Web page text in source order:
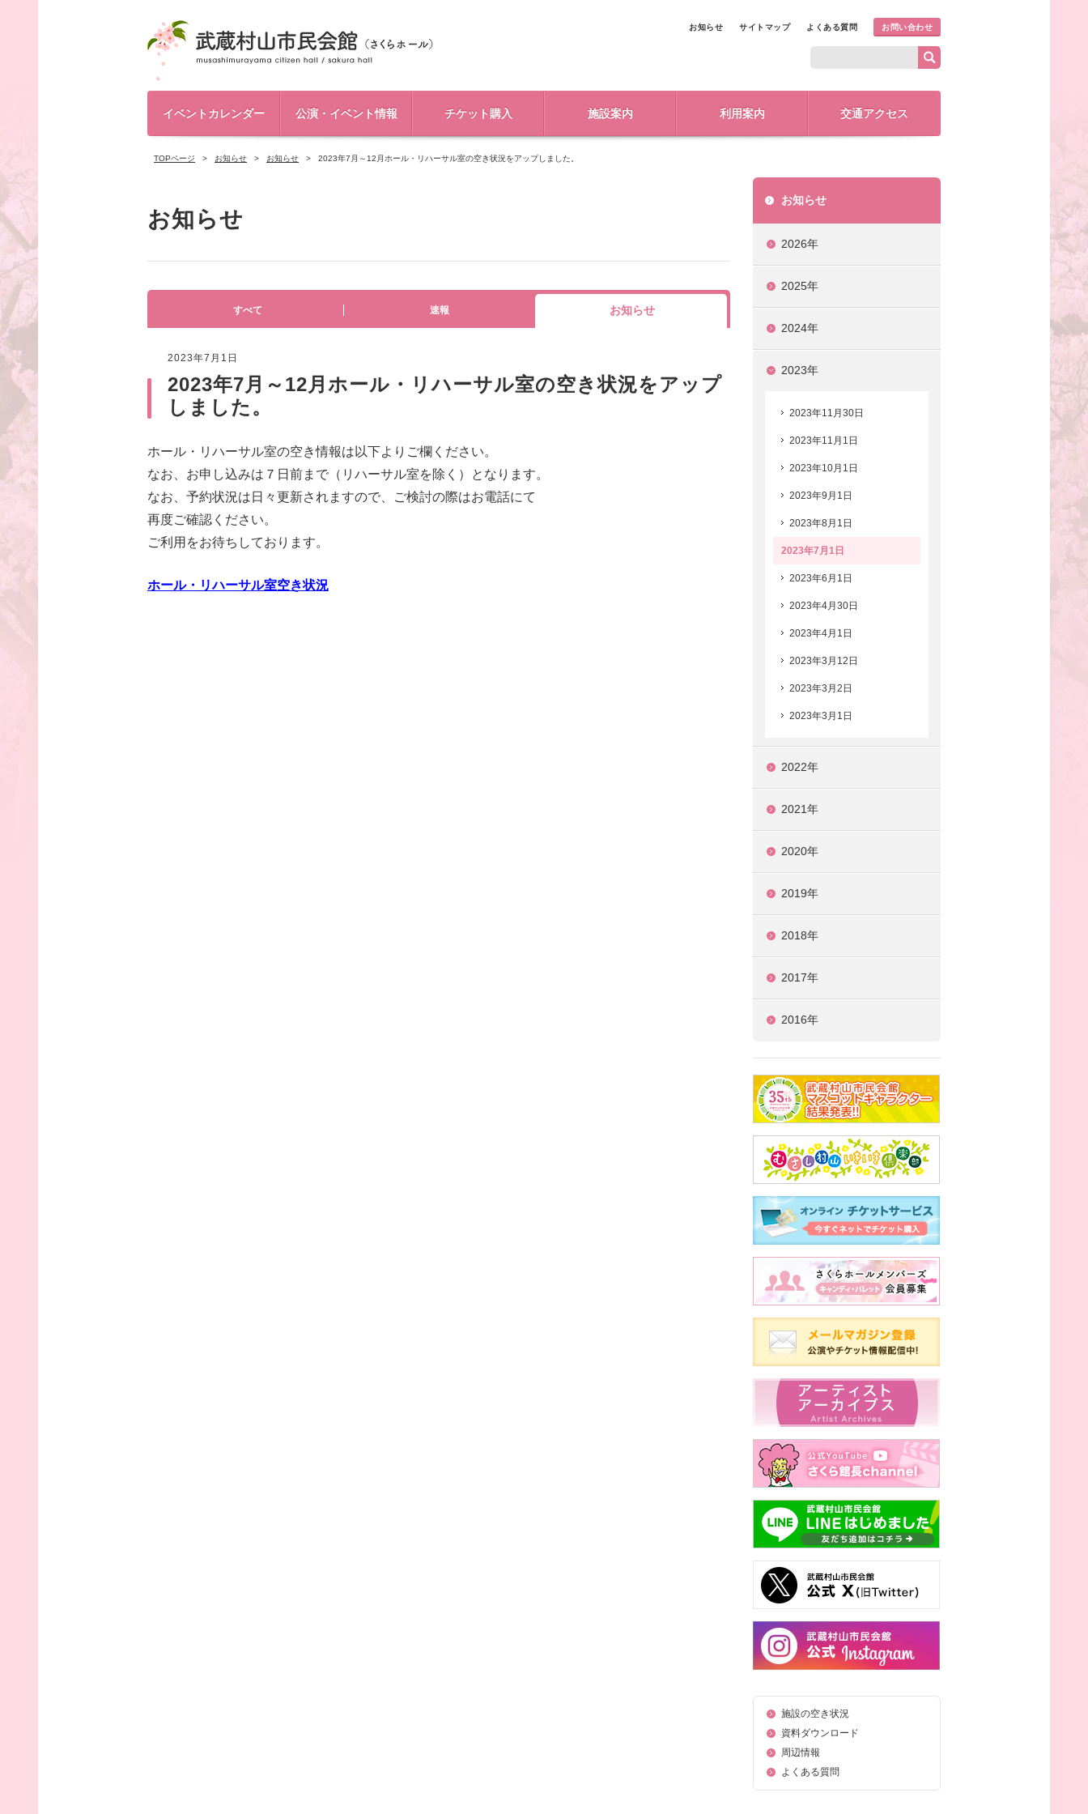
お知らせ サイトマップ よくある質問 お問い合わせ
イベントカレンダー 公演・イベント情報 チケット購入 施設案内 利用案内 交通アクセス
TOPページ お知らせ お知らせ 2023年7月～12月ホール・リハーサル室の空き状況をアップしました。
お知らせ
すべて 速報 お知らせ
2023年7月1日
2023年7月～12月ホール・リハーサル室の空き状況をアップ
しました。
ホール・リハーサル室の空き情報は以下よりご欄ください。
なお、お申し込みは７日前まで（リハーサル室を除く）となります。
なお、予約状況は日々更新されますので、ご検討の際はお電話にて
再度ご確認ください。
ご利用をお待ちしております。
ホール・リハーサル室空き状況
お知らせ
2026年
2025年
2024年
2023年
2023年11月30日
2023年11月1日
2023年10月1日
2023年9月1日
2023年8月1日
2023年7月1日
2023年6月1日
2023年4月30日
2023年4月1日
2023年3月12日
2023年3月2日
2023年3月1日
2022年
2021年
2020年
2019年
2018年
2017年
2016年
施設の空き状況
資料ダウンロード
周辺情報
よくある質問